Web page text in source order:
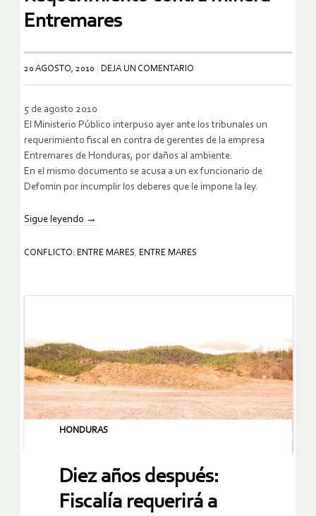
Entremares
20 AGOSTO, 2010 DEJA UN COMENTARIO
5 de agosto 2010
El Ministerio Público interpuso ayer ante los tribunales un
requerimiento fiscal en contra de gerentes de la empresa
Entremares de Honduras, por daños al ambiente.
En el mismo documento se acusa a un ex funcionario de
Defomin por incumplir los deberes que le impone la ley.
Sigue leyendo →
CONFLICTO: ENTRE MARES, ENTRE MARES
HONDURAS
Diez años después:
Fiscalía requerirá a